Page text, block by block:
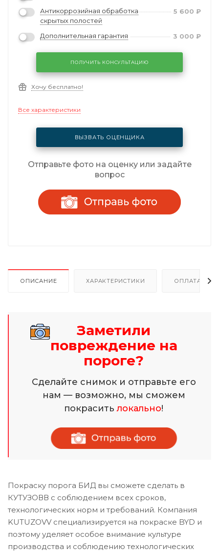
Антикоррозийная обработка
скрытых полостей
5 600 ₽
Дополнительная гарантия 3 000 ₽
ПОЛУЧИТЬ КОНСУЛЬТАЦИЮ
Хочу бесплатно!
Все характеристики
ВЫЗВАТЬ ОЦЕНЩИКА
Отправьте фото на оценку или задайте
вопрос
ОПИСАНИЕ ХАРАКТЕРИСТИКИ ОПЛАТА И
Заметили
повреждение на
пороге?
Сделайте снимок и отправьте его
нам — возможно, мы сможем
покраситьлокально!
Покраску порога БИД вы сможете сделать в
КУТУЗОВВ с соблюдением всех сроков,
технологических норм и требований. Компания
KUTUZOVV специализируется на покраске BYD и
поэтому уделяет особое внимание культуре
производства и соблюдению технологических